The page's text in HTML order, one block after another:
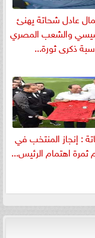
عادل شحاتة يهنئ
والشعب المصري
ذكرى ثورة...
: إنجاز المنتخب في
ثمرة اهتمام الرئيس...